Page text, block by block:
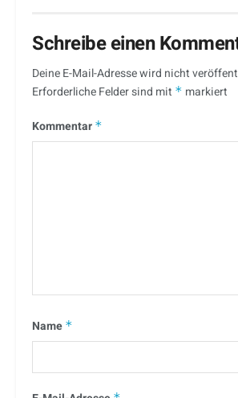
Schreibe einen
Deine E-Mail-Adresse wird nicht
Erforderliche Felder sind mit * markiert
Kommentar *
Name *